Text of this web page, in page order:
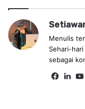
Menulis
Sehari-
sebagai
Fa Lin